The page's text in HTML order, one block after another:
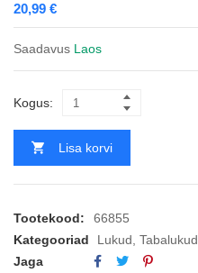
20,99 €
Saadavus Laos
Kogus:
Lisa korvi
Tootekood:
66855
Kategooriad
Lukud Tabalukud
Jaga